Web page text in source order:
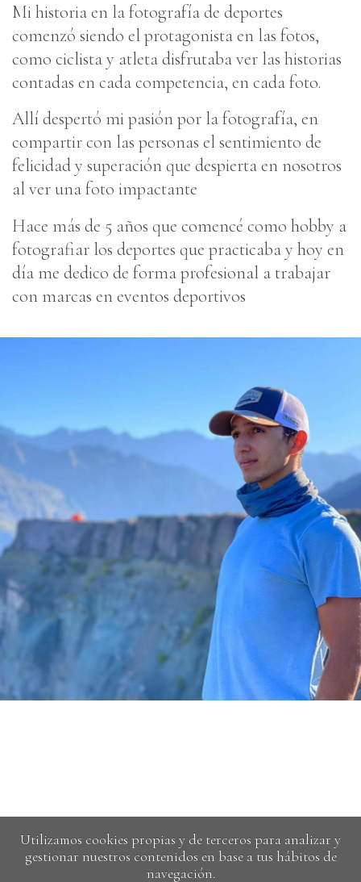
Mi historia en la fotografía de deportes
comenzó siendo el protagonista en las fotos,
como ciclista y atleta disfrutaba ver las historias
contadas en cada competencia, en cada foto.
Allí despertó mi pasión por la fotografía, en
compartir con las personas el sentimiento de
felicidad y superación que despierta en nosotros
al ver una foto impactante
Hace más de 5 años que comencé como hobby a
fotografiar los deportes que practicaba y hoy en
día me dedico de forma profesional a trabajar
con marcas en eventos deportivos
Utilizamos cookies propias y de terceros para analizar y
gestionar nuestros contenidos en base a tus hábitos de
navegación.